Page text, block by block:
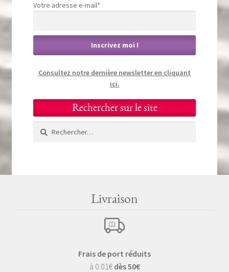
Votre adresse e-mail*
Consultez notre dernière newsletter en cliquant
ici.
Rechercher sur le site
Rechercher :
Livraison
Frais de port réduits
à 0.01€ dès 50€